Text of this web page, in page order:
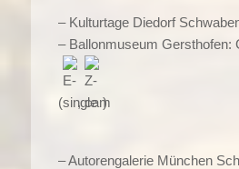
– Kulturtage Diedorf
– Ballonmuseum Gersthofen:
( , )
– Autorengalerie München